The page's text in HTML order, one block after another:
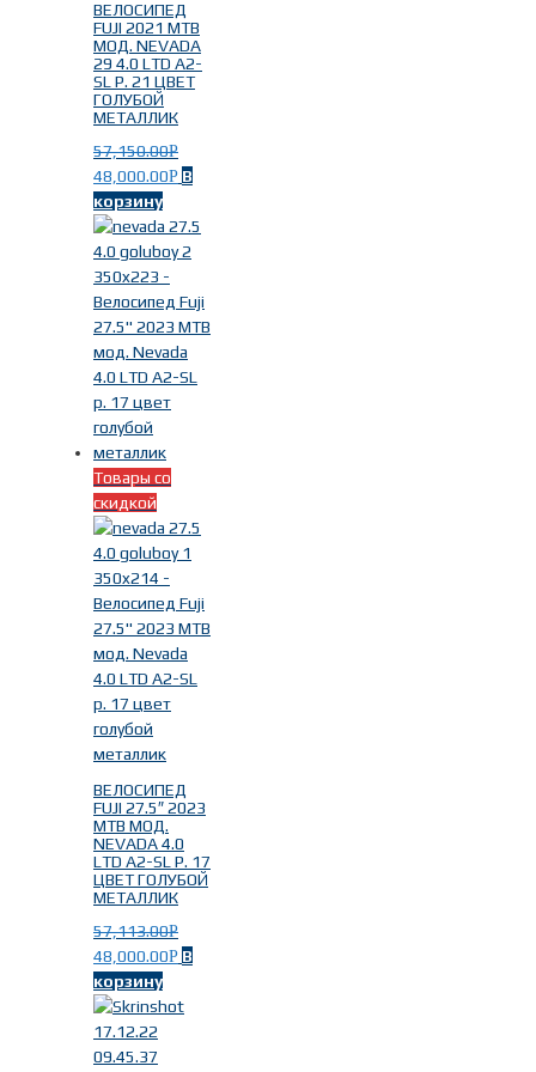
JARI(4)
Absolute
CROSSTOWN
NEVADA
OUTLAND
2021г.
2023г.
2024г.(4)
2015г.(1)
2016г.
2020г.(4)
Алюминий
ВЕЛОСИПЕД
FUJI 2021 MTB
МОД. NEVADA
29 4.0 LTD A2-
SL Р. 21 ЦВЕТ
ГОЛУБОЙ
МЕТАЛЛИК
57,150.00Р
48,000.00Р В
корзину
Товары со
скидкой
ВЕЛОСИПЕД
FUJI 27.5″ 2023
MTB МОД.
NEVADA 4.0
LTD A2-SL Р. 17
ЦВЕТ ГОЛУБОЙ
МЕТАЛЛИК
57,113.00Р
48,000.00Р В
корзину